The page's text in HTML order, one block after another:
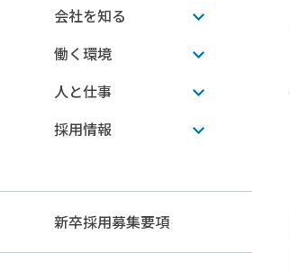
会社を知る
働く環境
人と仕事
採用情報
新卒採用募集要項